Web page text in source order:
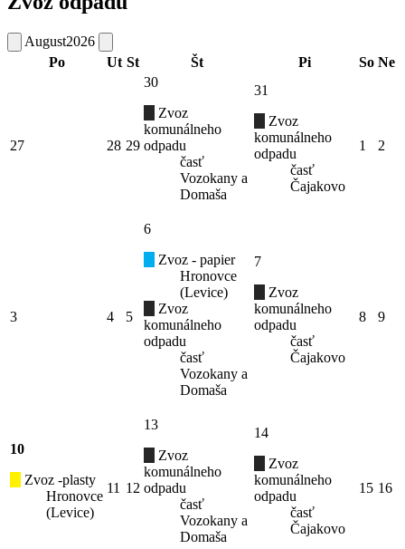
August2026
Po
Ut St Št Pi So Ne
27 28 29
30
Zvoz
komunálneho
odpadu
časť
Vozokany a
Domaša
31
Zvoz
komunálneho
odpadu
časť
Čajakovo
1 2
3 4 5
6
Zvoz - papier
Hronovce
(Levice)
Zvoz
komunálneho
odpadu
časť
Vozokany a
Domaša
7
Zvoz
komunálneho
odpadu
časť
Čajakovo
8 9
10
Zvoz -plasty
Hronovce
(Levice)
11 12
13
Zvoz
komunálneho
odpadu
časť
Vozokany a
Domaša
14
Zvoz
komunálneho
odpadu
časť
Čajakovo
15 16